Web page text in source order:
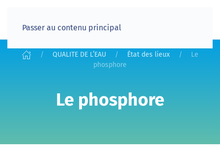
Passer au contenu principal
QUALITE DE L’EAU État des lieux
Le
phosphore
Le phosphore